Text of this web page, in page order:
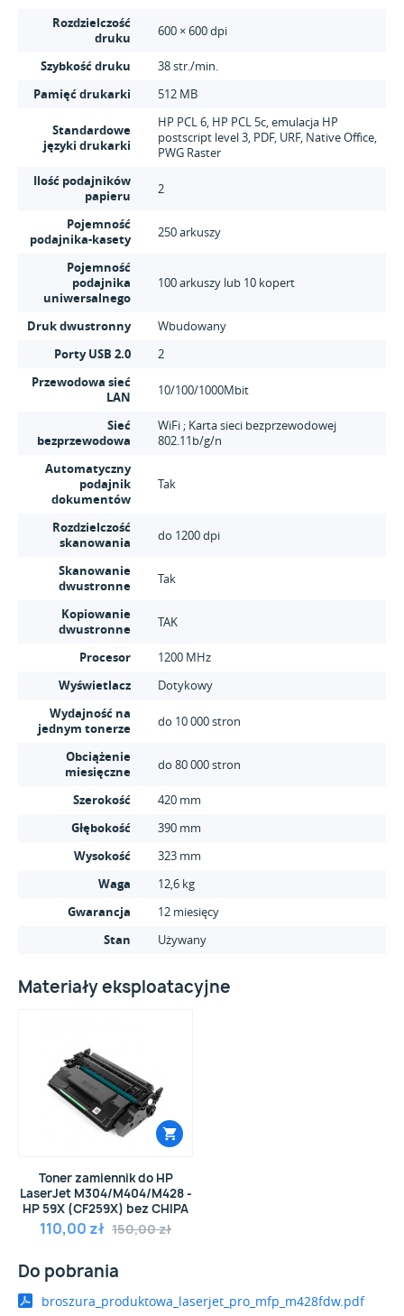
Rozdzielczość
druku
600 × 600 dpi
Szybkość druku
38 str./min.
Pamięć drukarki
512 MB
Standardowe
języki drukarki
HP PCL 6, HP PCL 5c, emulacja HP
postscript level 3, PDF, URF, Native Office,
PWG Raster
Ilość podajników
papieru
2
Pojemność
podajnika-kasety
250 arkuszy
Pojemność
podajnika
uniwersalnego
100 arkuszy lub 10 kopert
Druk dwustronny
Wbudowany
Porty USB 2.0
2
Przewodowa sieć
LAN
10/100/1000Mbit
Sieć
bezprzewodowa
WiFi ; Karta sieci bezprzewodowej
802.11b/g/n
Automatyczny
podajnik
dokumentów
Tak
Rozdzielczość
skanowania
do 1200 dpi
Skanowanie
dwustronne
Tak
Kopiowanie
dwustronne
TAK
Procesor
1200 MHz
Wyświetlacz
Dotykowy
Wydajność na
jednym tonerze
do 10 000 stron
Obciążenie
miesięczne
do 80 000 stron
Szerokość
420 mm
Głębokość
390 mm
Wysokość
323 mm
Waga
12,6 kg
Gwarancja
12 miesięcy
Stan
Używany
Materiały eksploatacyjne
Toner zamiennik do HP
LaserJet M304/M404/M428 -
HP 59X (CF259X) bez CHIPA
110,00 zł 150,00 zł
Do pobrania
broszura_produktowa_laserjet_pro_mfp_m428fdw.pdf